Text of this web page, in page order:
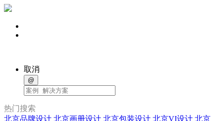
取消
@
热门搜索
北京品牌设计 北京画册设计 北京包装设计 北京VI设计 北京